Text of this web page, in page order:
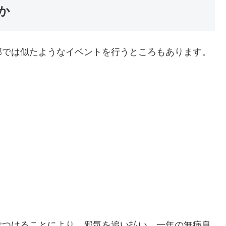
は似たようなイベントを行うところもあります。